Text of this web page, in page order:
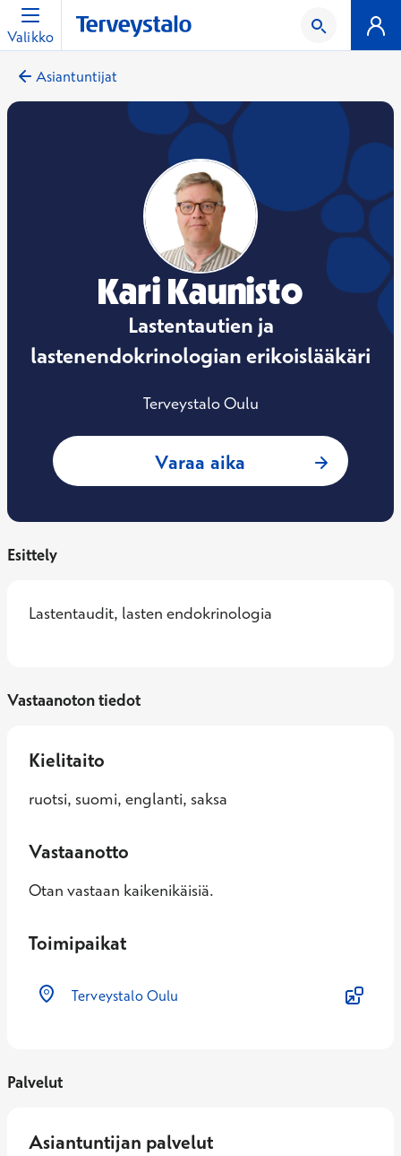
Valikko
Asiantuntijat
Kari Kaunisto
Lastentautien ja
lastenendokrinologian erikoislääkäri
Terveystalo Oulu
Varaa aika : Kari Kaunisto,
Esittely
Lastentaudit, lasten endokrinologia
Vastaanoton tiedot
Kielitaito
ruotsi, suomi, englanti, saksa
Vastaanotto
Otan vastaan kaikenikäisiä.
Toimipaikat
Terveystalo Oulu
Palvelut
Asiantuntijan palvelut